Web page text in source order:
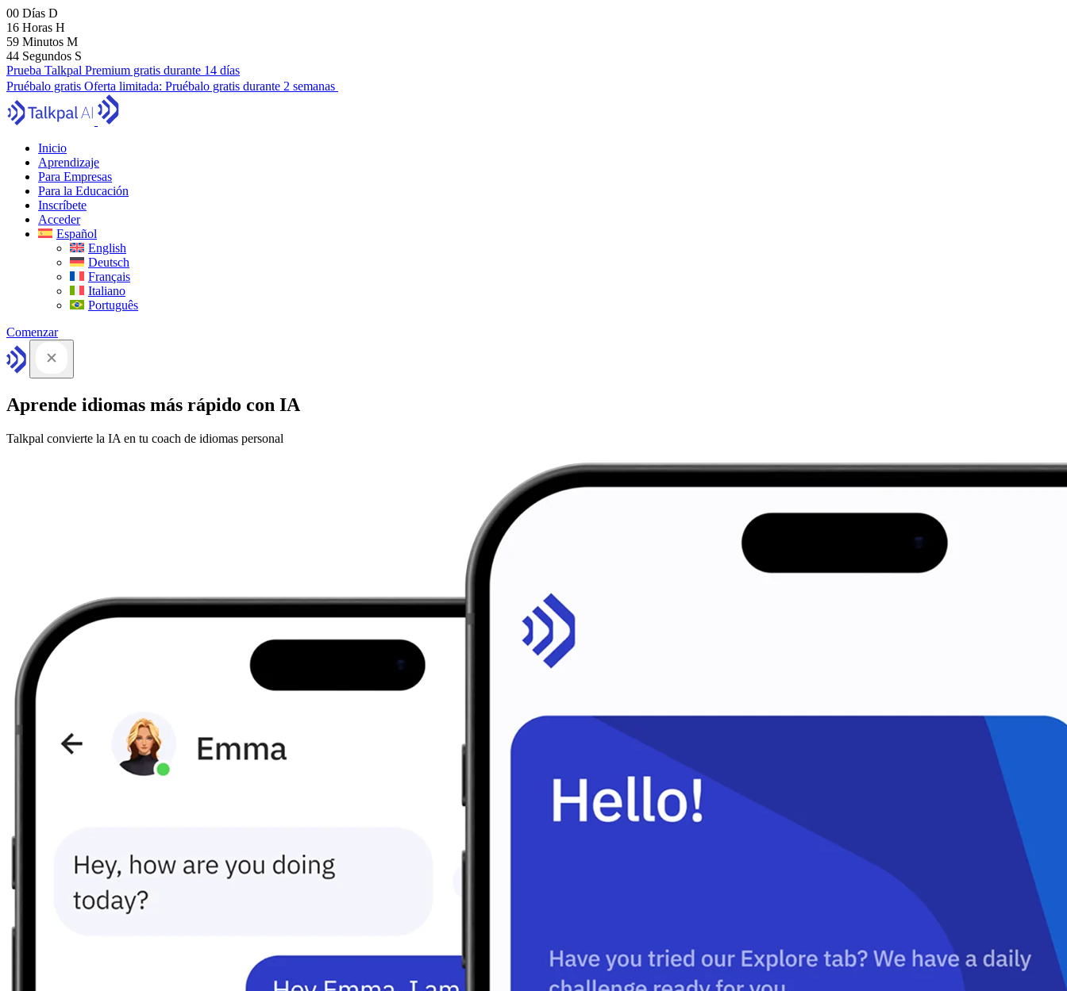
00 Días D
16 Horas H
59 Minutos M
43 Segundos S
Prueba Talkpal Premium gratis durante 14 días
Pruébalo gratis Oferta limitada: Pruébalo gratis durante 2 semanas
Inicio
Aprendizaje
Para Empresas
Para la Educación
Inscríbete
Acceder
Español
English
Deutsch
Français
Italiano
Português
Comenzar
Aprende idiomas más rápido con IA
Talkpal convierte la IA en tu coach de idiomas personal